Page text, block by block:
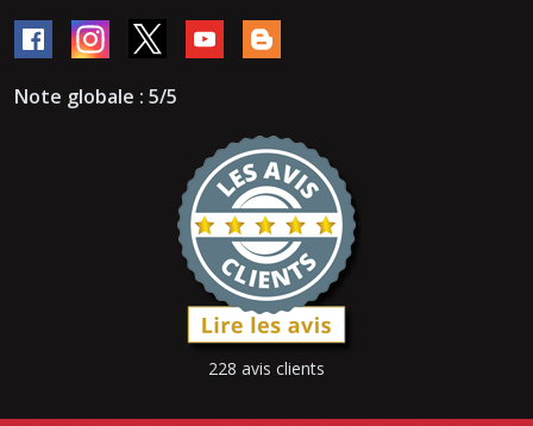
Note globale : 5/5
228 avis clients